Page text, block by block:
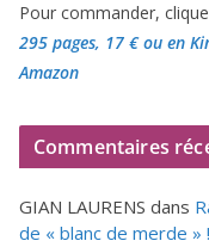
Pour commander,
295 pages, 17 €ou en
Amazon
Commentaires
GIAN LAURENS dans
de « blanc de merde » !